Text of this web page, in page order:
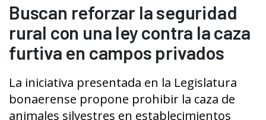
Buscan reforzar la seguridad
rural con una ley contra la caza
furtiva en campos privados
La iniciativa presentada en la Legislatura
bonaerense propone prohibir la caza de
animales silvestres en establecimientos